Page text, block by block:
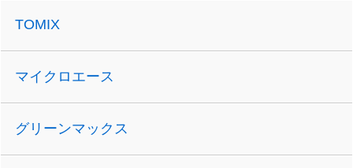
TOMIX
マイクロエース
グリーンマックス